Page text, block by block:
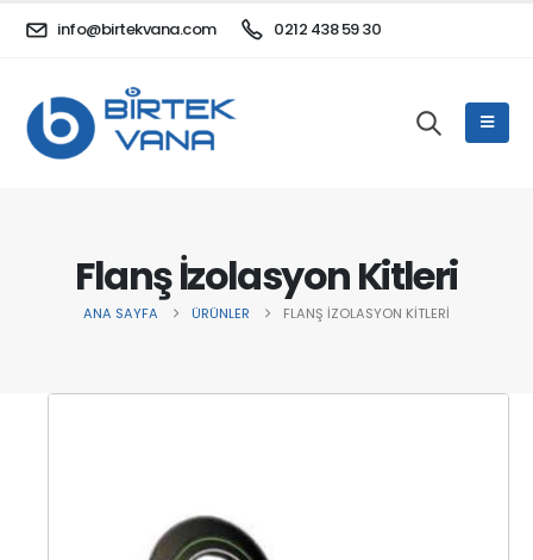
info@birtekvana.com 0212 438 59 30
Flanş İzolasyon Kitleri
ANA SAYFA ÜRÜNLER FLANŞ İZOLASYON KITLERI